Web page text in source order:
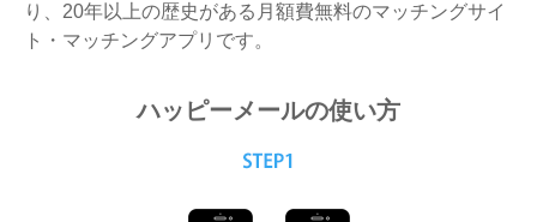
り、20年以上の歴史がある月額費無料のマッチングサイ
ト・マッチングアプリです。
ハッピーメールの使い方